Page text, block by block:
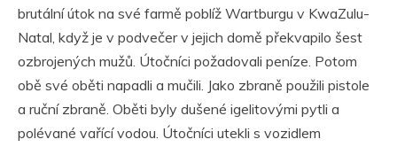
brutální útok na své farmě poblíž Wartburgu v KwaZulu-
Natal, když je v podvečer v jejich domě překvapilo šest
ozbrojených mužů. Útočníci požadovali peníze. Potom
obě své oběti napadli a mučili. Jako zbraně použili pistole
a ruční zbraně. Oběti byly dušené igelitovými pytli a
polévané vařící vodou. Útočníci utekli s vozidlem